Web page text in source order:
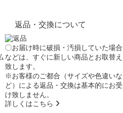
返品・交換について
〇お届け時に破損・汚損していた場合
などは、すぐに新しい商品とお取替え
致します。
※お客様のご都合（サイズや色違いな
ど）による返品・交換は基本的にお受
け致しません。
詳しくはこちら